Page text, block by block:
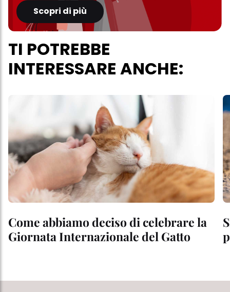
Scopri di più
TI POTREBBE
INTERESSARE ANCHE:
Come abbiamo deciso di celebrare la
Giornata Internazionale del Gatto